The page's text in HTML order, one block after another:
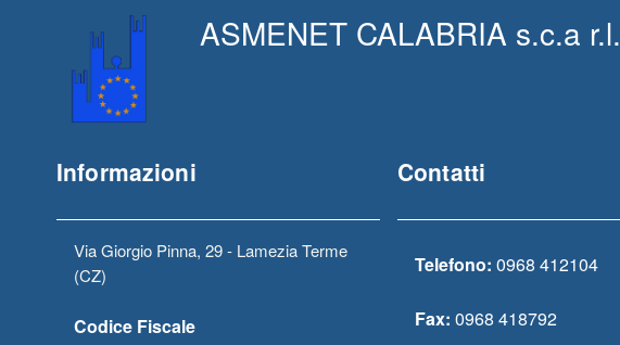
ASMENET CALABRIA s.c.a r.l.
Informazioni
Via Giorgio Pinna, 29 - Lamezia Terme
(CZ)
Codice Fiscale
Contatti
Telefono: 0968 412104
Fax: 0968 418792